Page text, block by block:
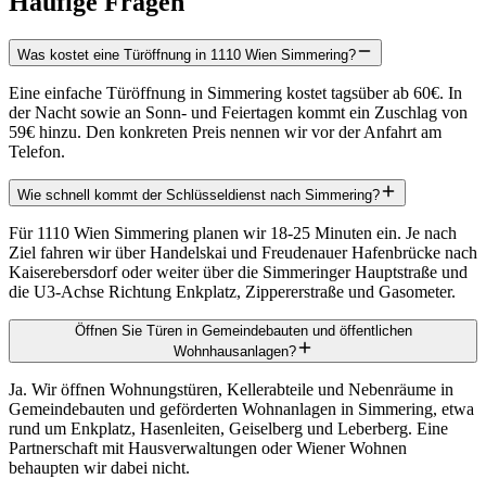
Was kostet eine Türöffnung in 1110 Wien Simmering?
Eine einfache Türöffnung in Simmering kostet tagsüber ab 60€. In
der Nacht sowie an Sonn- und Feiertagen kommt ein Zuschlag von
59€ hinzu. Den konkreten Preis nennen wir vor der Anfahrt am
Telefon.
Wie schnell kommt der Schlüsseldienst nach Simmering?
Für 1110 Wien Simmering planen wir 18-25 Minuten ein. Je nach
Ziel fahren wir über Handelskai und Freudenauer Hafenbrücke nach
Kaiserebersdorf oder weiter über die Simmeringer Hauptstraße und
die U3-Achse Richtung Enkplatz, Zippererstraße und Gasometer.
Öffnen Sie Türen in Gemeindebauten und öffentlichen
Wohnhausanlagen?
Ja. Wir öffnen Wohnungstüren, Kellerabteile und Nebenräume in
Gemeindebauten und geförderten Wohnanlagen in Simmering, etwa
rund um Enkplatz, Hasenleiten, Geiselberg und Leberberg. Eine
Partnerschaft mit Hausverwaltungen oder Wiener Wohnen
behaupten wir dabei nicht.